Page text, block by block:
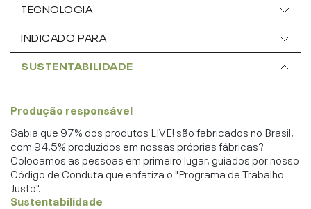
TECNOLOGIA
INDICADO PARA
SUSTENTABILIDADE
Produção responsável
Sabia que 97% dos produtos LIVE! são fabricados no Brasil,
com 94,5% produzidos em nossas próprias fábricas?
Colocamos as pessoas em primeiro lugar, guiados por nosso
Código de Conduta que enfatiza o "Programa de Trabalho
Justo".
Sustentabilidade